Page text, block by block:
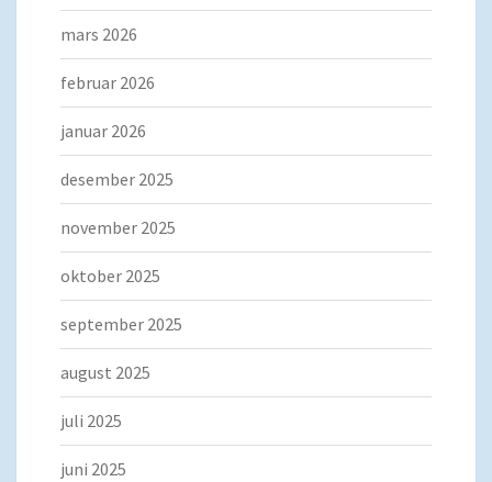
mars 2026
februar 2026
januar 2026
desember 2025
november 2025
oktober 2025
september 2025
august 2025
juli 2025
juni 2025